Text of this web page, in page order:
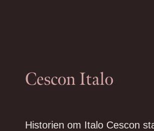
Cescon Italo
Historien om Italo Cescon